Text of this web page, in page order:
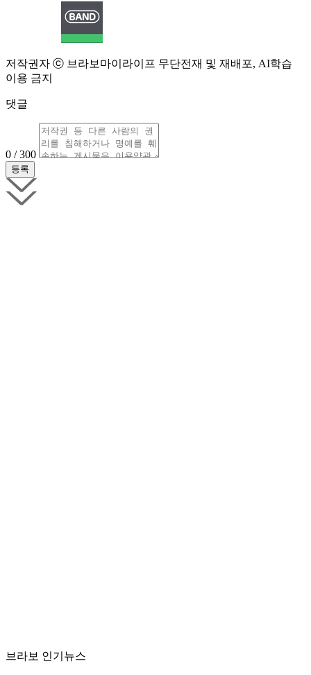
저작권자 ⓒ 브라보마이라이프 무단전재 및 재배포, AI학습
이용 금지
댓글
0 / 300
브라보 인기뉴스